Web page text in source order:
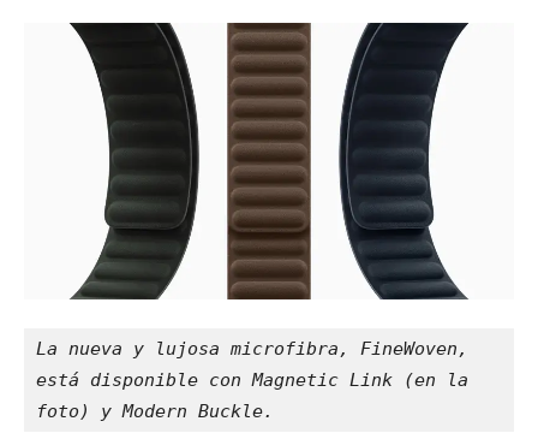
La nueva y lujosa microfibra, FineWoven,
está disponible con Magnetic Link (en la
foto) y Modern Buckle.